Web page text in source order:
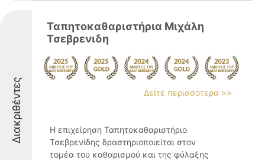
Διακριθέντες
Ταπητοκαθαριστήρια Μιχάλη
Τσεβρενιδη
Δείτε περισσότερα >>
Η επιχείρηση Ταπητοκαθαριστήριο
Τσεβρενίδης δραστηριοποιείται στον
τομέα του καθαρισμού και της φύλαξης